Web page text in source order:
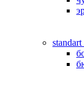
standart